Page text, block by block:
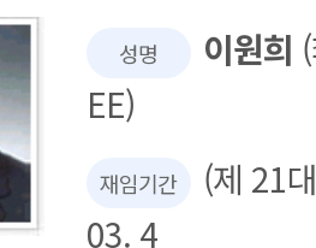
성명 이원희
EE)
재임기간
(제 21
03. 4